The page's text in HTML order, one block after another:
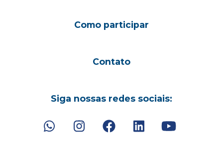
Como participar
Contato
Siga nossas redes sociais: